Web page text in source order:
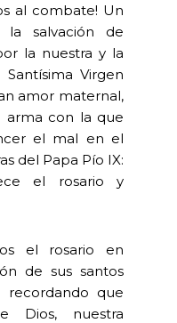
al combate! Un
salvación de
la nuestra y la
Virgen
amor maternal,
arma con la que
el mal en el
del Papa Pío IX:
el rosario y
el rosario en
de sus santos
recordando que
Dios, nuestra